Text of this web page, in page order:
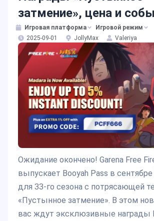
затмение», цена и
Игровая платформа
Игровой режим
2025-09-01
JollyMax Valeriya
Ожидание окончено! Garena Free
выпускает Booyah Pass в
для 33-го сезона с потрясающей
«Пустынное затмение». В этом
вас ждут эксклюзивные награды